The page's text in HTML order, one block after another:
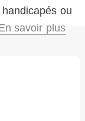
ou
savoir plus